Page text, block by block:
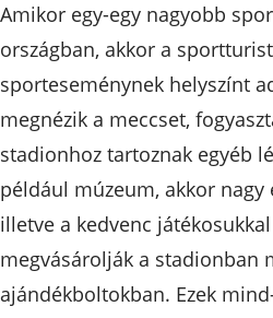
Amikor egy-egy nagyobb
országban, akkor a
sporteseménynek helyszínt
megnézik a meccset,
stadionhoz tartoznak egyéb
például múzeum, akkor nagy
illetve a kedvenc
megvásárolják a stadionban
ajándékboltokban. Ezek